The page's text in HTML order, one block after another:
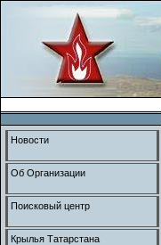
Новости
Об Организации
Поисковый центр
Крылья Татарстана